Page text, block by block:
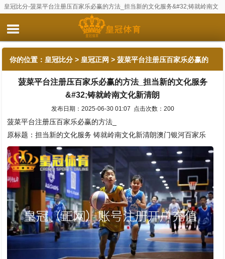
皇冠比分-菠菜平台注册压百家乐必赢的方法_担当新的文化服务&#32;铸就岭南文
你的位置： 皇冠比分 > 皇冠正网 > 菠菜平台注册压百家乐必赢的
方法_担当新的文化服务&#32;铸就岭南文化新清朗
菠菜平台注册压百家乐必赢的方法_担当新的文化服务
&#32;铸就岭南文化新清朗
发布日期：2025-06-30 01:07 点击次数：200
菠菜平台注册压百家乐必赢的方法_
原标题：担当新的文化服务 铸就岭南文化新清朗澳门银河百家乐